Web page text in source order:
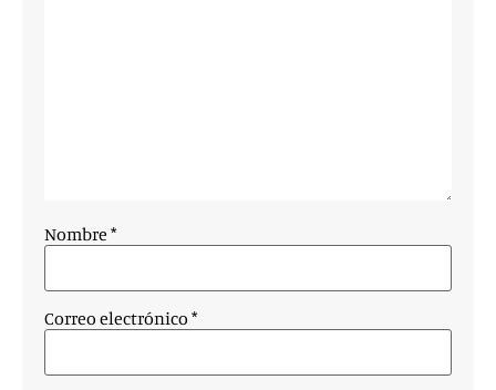
Nombre *
Correo electrónico *